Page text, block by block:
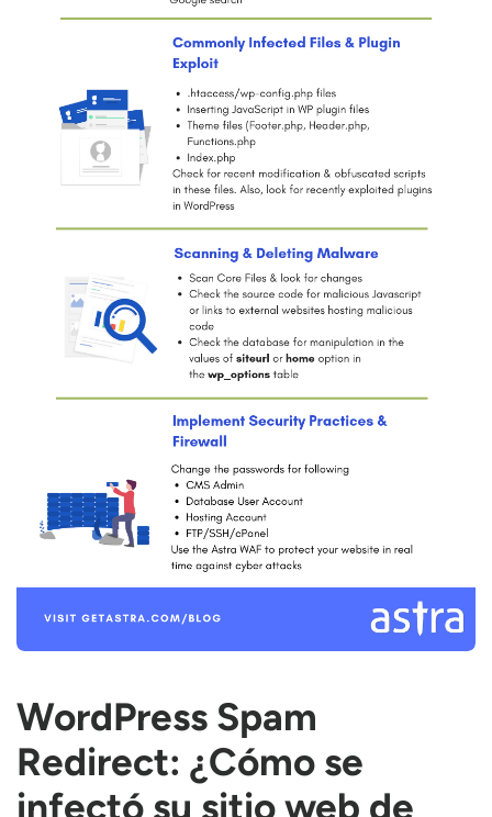
WordPress Spam
Redirect: ¿Cómo se
infectó su sitio web de